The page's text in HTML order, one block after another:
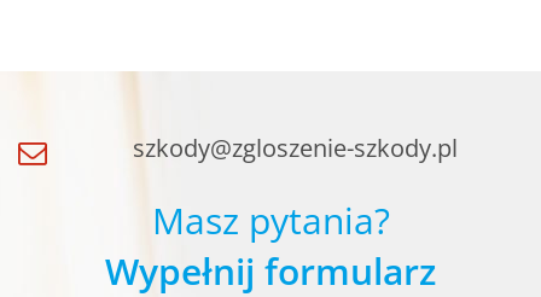
szkody@zgloszenie-szkody.pl
Masz pytania?
Wypełnij formularz